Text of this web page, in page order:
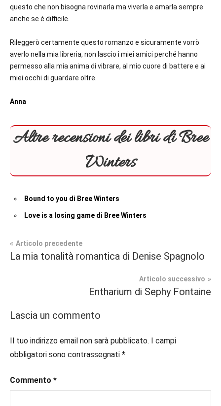
questo che non bisogna rovinarla ma viverla e amarla sempre
anche se è difficile.
Rileggerò certamente questo romanzo e sicuramente vorrò
averlo nella mia libreria, non lascio i miei amici perché hanno
permesso alla mia anima di vibrare, al mio cuore di battere e ai
miei occhi di guardare oltre.
Anna
Altre recensioni dei libri di Bree
Winters
Bound to you di Bree Winters
Love is a losing game di Bree Winters
Tag
#booklover,
#ebook
#inspiration,
#ioleggo,
Contemporary
piano
Recensioni
Navigazione
Articolo precedente
La mia tonalità romantica di Denise Spagnolo
Articolo successivo
Entharium di Sephy Fontaine
Lascia un commento
Il tuo indirizzo email non sarà pubblicato. I campi
obbligatori sono contrassegnati *
Commento *